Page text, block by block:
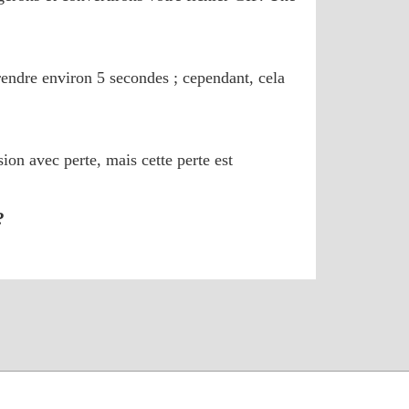
environ 5 secondes ; cependant, cela
avec perte, mais cette perte est